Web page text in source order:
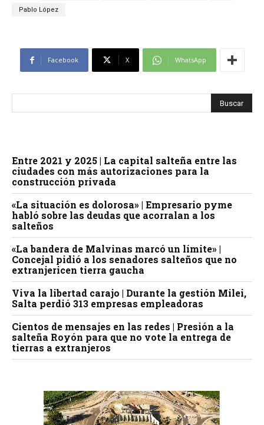
Pablo López
Facebook X WhatsApp
Entre 2021 y 2025 | La capital salteña entre las
ciudades con más autorizaciones para la
construcción privada
«La situación es dolorosa» | Empresario pyme
habló sobre las deudas que acorralan a los
salteños
«La bandera de Malvinas marcó un límite» |
Concejal pidió a los senadores salteños que no
extranjericen tierra gaucha
Viva la libertad carajo | Durante la gestión Milei,
Salta perdió 313 empresas empleadoras
Cientos de mensajes en las redes | Presión a la
salteña Royón para que no vote la entrega de
tierras a extranjeros